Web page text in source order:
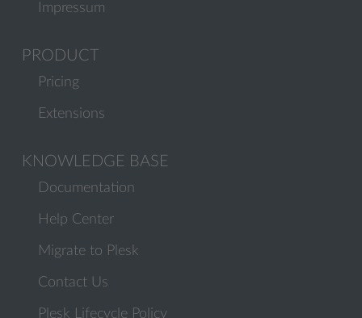
Impressum
PRODUCT
Pricing
Extensions
KNOWLEDGE BASE
Documentation
Help Center
Migrate to Plesk
Contact Us
Plesk Lifecycle Policy